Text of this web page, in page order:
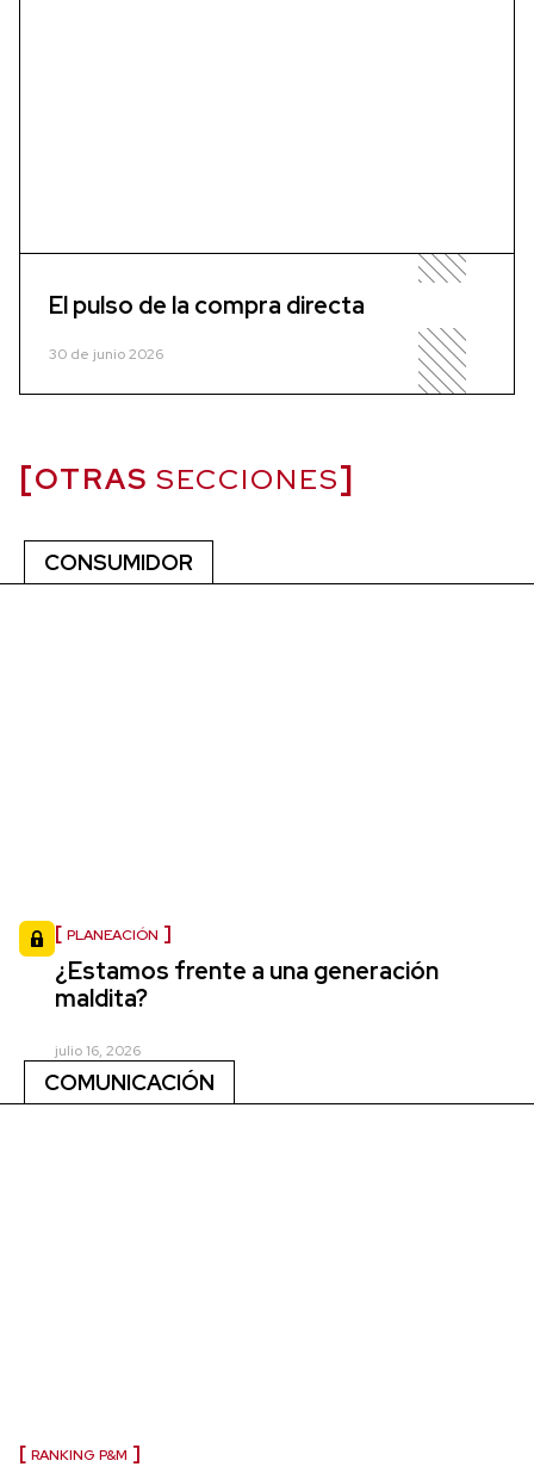
El pulso de la compra directa
30 de junio 2026
OTRAS SECCIONES
CONSUMIDOR
PLANEACIÓN
¿Estamos frente a una generación
maldita?
julio 16, 2026
COMUNICACIÓN
RANKING P&M